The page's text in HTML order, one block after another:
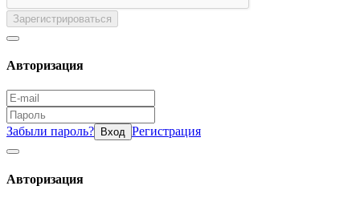
Зарегистрироваться
Авторизация
Забыли пароль? Вход Регистрация
Авторизация